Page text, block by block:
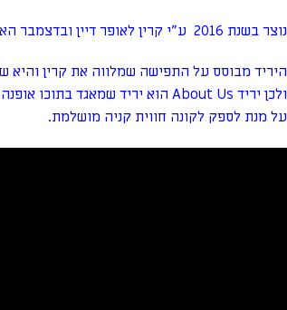
נוצר בשנת 2016 ע"י קרין לאופר דיין ובדצמבר האחרון התקיים היריד השביעי
היריד מבוסס על התפישה שמלווה את קרין והיא
ולכן יריד About Us הוא יריד שמאגד בתוכו אופנה ועיצוב משובחים , אוכל עשיר, מוזיקה נעימה ובר מגוון
על מנת לספק לקונה חווית קניה מושלמת.